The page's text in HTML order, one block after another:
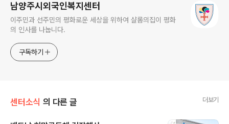
남양주시외국인복지센터
이주민과 선주민의 평화로운 세상을 위하여 샬롬의집이 평화
의 인사를 나눕니다.
구독하기
센터소식 의 다른 글 더보기